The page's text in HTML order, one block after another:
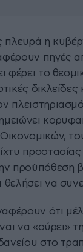
πλευρά η
πηγές
φέρει το
προστασίας
προϋπόθεση
να
ότι
να «σύρει»
στο